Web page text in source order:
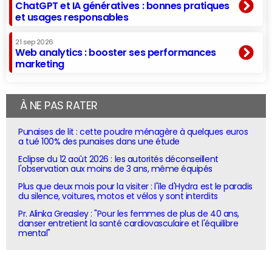
ChatGPT et IA génératives : bonnes pratiques
et usages responsables
21 sep 2026
Web analytics : booster ses performances
marketing
À NE PAS RATER
Punaises de lit : cette poudre ménagère à quelques euros
a tué 100% des punaises dans une étude
Eclipse du 12 août 2026 : les autorités déconseillent
l'observation aux moins de 3 ans, même équipés
Plus que deux mois pour la visiter : l'île d'Hydra est le paradis
du silence, voitures, motos et vélos y sont interdits
Pr. Alinka Greasley : "Pour les femmes de plus de 40 ans,
danser entretient la santé cardiovasculaire et l'équilibre
mental"